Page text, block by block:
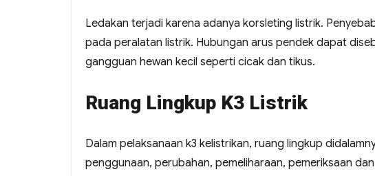
Ledakan terjadi karena adanya korsleting listrik.
pada peralatan listrik. Hubungan arus pendek dapat
gangguan hewan kecil seperti cicak dan tikus.
Ruang Lingkup K3 Listrik
Dalam pelaksanaan k3 kelistrikan, ruang lingkup
penggunaan, perubahan, pemeliharaan, pemeriksaan